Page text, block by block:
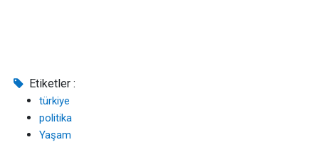
Etiketler :
türkiye
politika
Yaşam